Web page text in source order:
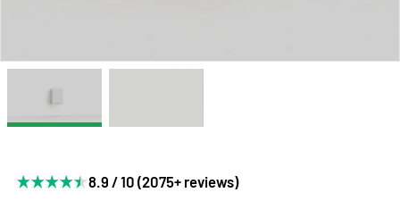
8.9 / 10 (2075+ reviews)